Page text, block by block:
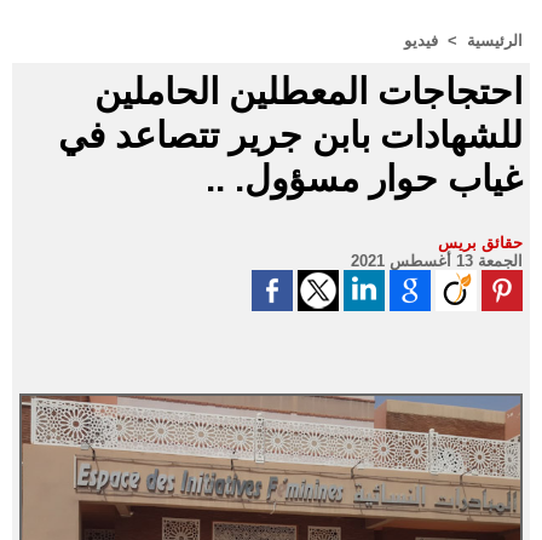
الرئيسية > فيديو
احتجاجات المعطلين الحاملين
للشهادات بابن جرير تتصاعد في
غياب حوار مسؤول. ..
حقائق بريس
الجمعة 13 أغسطس 2021